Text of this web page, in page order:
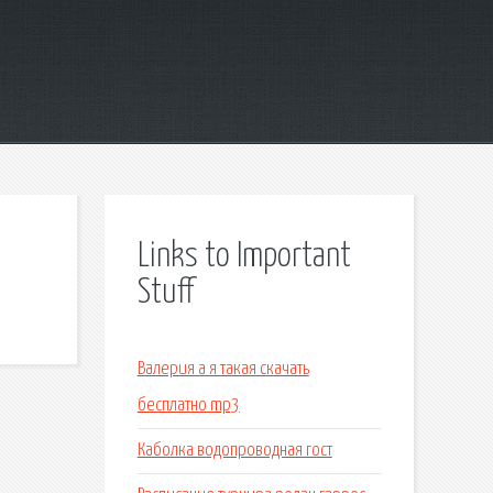
Links to Important
Stuff
Валерия а я такая скачать
бесплатно mp3
Каболка водопроводная гост